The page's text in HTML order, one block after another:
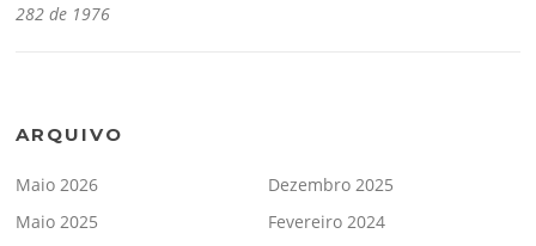
282 de 1976
ARQUIVO
Maio 2026
Dezembro 2025
Maio 2025
Fevereiro 2024